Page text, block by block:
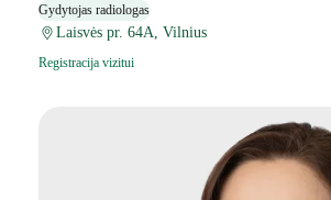
Gydytojas radiologas
Laisvės pr. 64A, Vilnius
Registracija vizitui